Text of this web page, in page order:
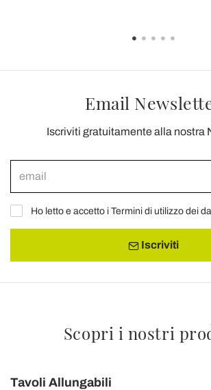
Email
Iscriviti gratuitamente alla nostra
Ho letto e accetto i Termini di utilizzo dei
Iscriviti
Scopri i nostri
Tavoli Allungabili